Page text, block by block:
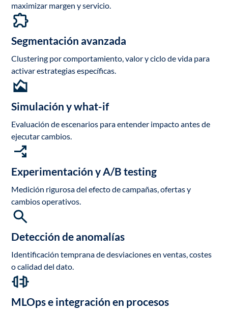
maximizar margen y servicio.
Segmentación avanzada
Clustering por comportamiento, valor y ciclo de vida para
activar estrategias específicas.
Simulación y what-if
Evaluación de escenarios para entender impacto antes de
ejecutar cambios.
Experimentación y A/B testing
Medición rigurosa del efecto de campañas, ofertas y
cambios operativos.
Detección de anomalías
Identificación temprana de desviaciones en ventas, costes
o calidad del dato.
MLOps e integración en procesos